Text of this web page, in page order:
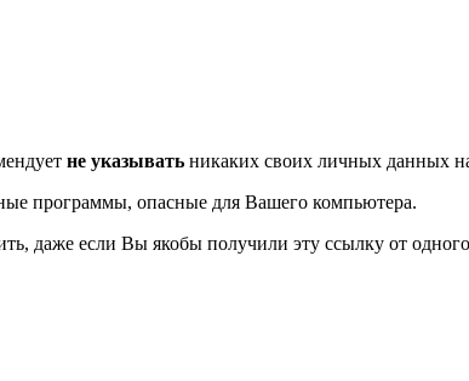
не указывать никаких своих личных данных
программы, опасные для Вашего компьютера.
даже если Вы якобы получили эту ссылку от